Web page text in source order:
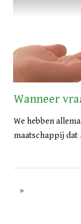
Wanneer
We hebben
maatschappij dat